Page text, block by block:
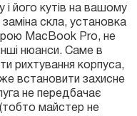
і його кутів на вашому
скла, установка
MacBook Pro, не
нюанси. Саме в
рихтування корпуса,
встановити захисне
не передбачає
(тобто майстер не